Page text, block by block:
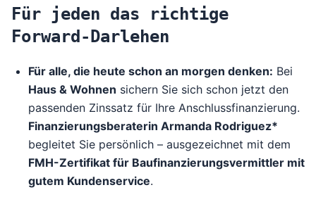
Für jeden das richtige
Forward-Darlehen
Für alle, die heute schon an morgen denken: Bei
Haus & Wohnen sichern Sie sich schon jetzt den
passenden Zinssatz für Ihre Anschlussfinanzierung.
Finanzierungsberaterin Armanda Rodriguez*
begleitet Sie persönlich – ausgezeichnet mit dem
FMH-Zertifikat für Baufinanzierungsvermittler mit
gutem Kundenservice.